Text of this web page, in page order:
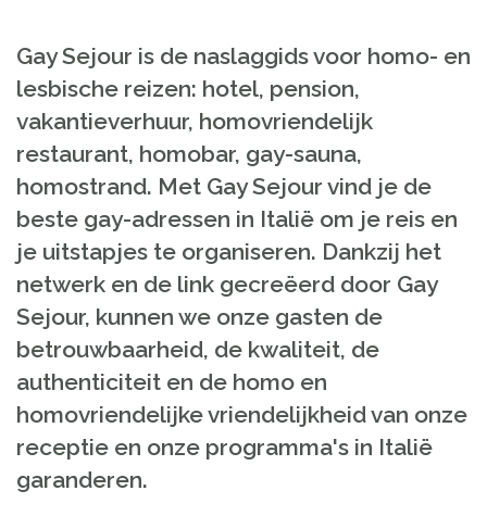
Gay Sejour is de naslaggids voor homo- en
lesbische reizen: hotel, pension,
vakantieverhuur, homovriendelijk
restaurant, homobar, gay-sauna,
homostrand. Met Gay Sejour vind je de
beste gay-adressen in Italië om je reis en
je uitstapjes te organiseren. Dankzij het
netwerk en de link gecreëerd door Gay
Sejour, kunnen we onze gasten de
betrouwbaarheid, de kwaliteit, de
authenticiteit en de homo en
homovriendelijke vriendelijkheid van onze
receptie en onze programma's in Italië
garanderen.